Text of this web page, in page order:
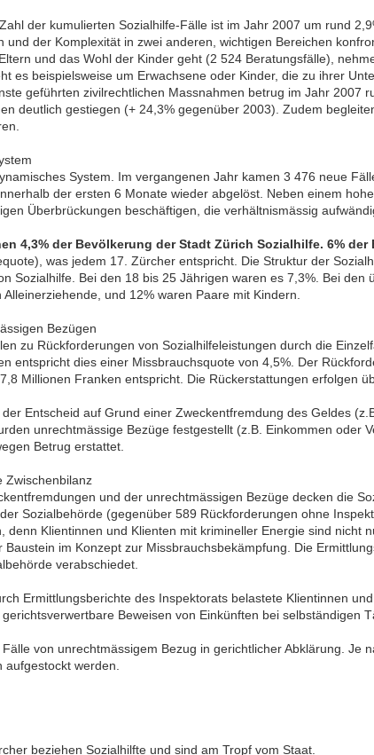
der kumulierten Sozialhilfe-Fälle ist im Jahr 2007 um rund
und der Komplexität in zwei anderen, wichtigen Bereichen
und das Wohl der Kinder geht (2 524 Beratungsfälle),
es beispielsweise um Erwachsene oder Kinder, die zu ihrer
geführten zivilrechtlichen Massnahmen betrug im Jahr
deutlich gestiegen (+ 24,3% gegenüber 2003). Zudem
System. Im vergangenen Jahr kamen 3 476 neue
der ersten 6 Monate wieder abgelöst. Neben einem
Überbrückungen beschäftigen, die verhältnismässig
4,3% der Bevölkerung der Stadt Zürich Sozialhilfe. 6%
was jedem 17. Zürcher entspricht. Die Struktur der
Sozialhilfe. Bei den 18 bis 25 Jährigen waren es 7,3%. Bei
und 12% waren Paare mit Kindern.
Bezügen
zu Rückforderungen von Sozialhilfeleistungen durch die
entspricht dies einer Missbrauchsquote von 4,5%. Der
Millionen Franken entspricht. Die Rückerstattungen erfolgen
Entscheid auf Grund einer Zweckentfremdung des Geldes
unrechtmässige Bezüge festgestellt (z.B. Einkommen
Betrug erstattet.
Zwischenbilanz
und der unrechtmässigen Bezüge decken die
Sozialbehörde (gegenüber 589 Rückforderungen ohne
denn Klientinnen und Klienten mit krimineller Energie sind
im Konzept zur Missbrauchsbekämpfung. Die
verabschiedet.
Ermittlungsberichte des Inspektorats belastete Klientinnen
Beweisen von Einkünften bei selbständigen
von unrechtmässigem Bezug in gerichtlicher Abklärung.
werden.
beziehen Sozialhilfte und sind am Tropf vom Staat.